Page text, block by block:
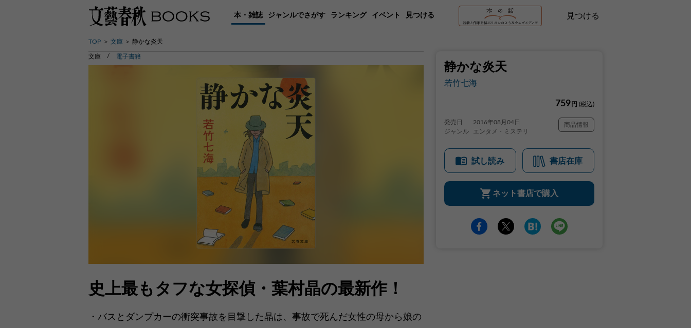
本・雑誌 ジャンルでさがす ランキング イベント 見つける 見つける
TOP 文庫 静かな炎天
静かな炎天
若竹七海
759 円 (税込)
発売日
2016年08月04日
ジャンル
エンタメ・ミステリ
商品情報
試し読み 書店在庫
ネット書店で購入
文庫 電子書籍
史上最もタフな女探偵・葉村晶の最新作！
・バスとダンプカーの衝突事故を目撃した晶は、事故で死んだ女性の母から娘の